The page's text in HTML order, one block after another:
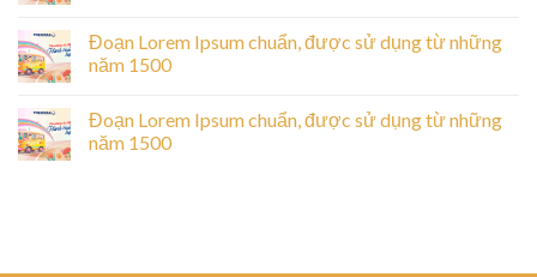
Đoạn Lorem Ipsum chuẩn, được sử dụng từ những
năm 1500
Đoạn Lorem Ipsum chuẩn, được sử dụng từ những
năm 1500